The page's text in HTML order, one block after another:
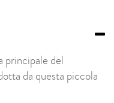
principale del
da questa piccola